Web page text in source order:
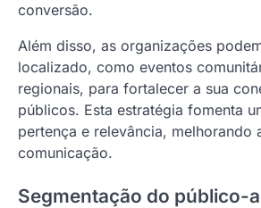
conversão.
Além disso, as organizações
localizado, como eventos
regionais, para fortalecer a sua
públicos. Esta estratégia fomenta
pertença e relevância, melhorando
comunicação.
Segmentação do público-